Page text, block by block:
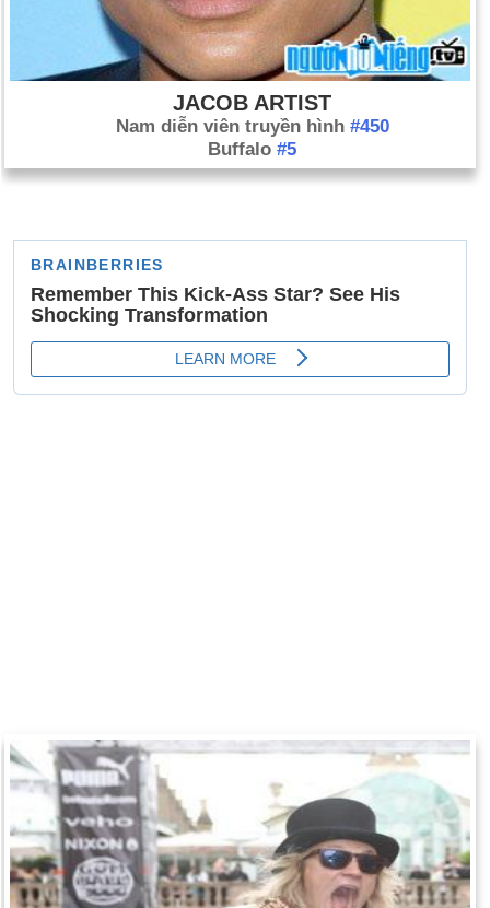
JACOB ARTIST
Nam diễn viên truyền hình #450
Buffalo #5